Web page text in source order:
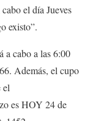
el día Jueves
existo”.
a cabo a las 6:00
Además, el cupo
el
es HOY 24 de